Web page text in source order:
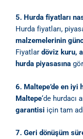
5. Hurda fiyatları
Hurda fiyatları,
malzemelerinin
Fiyatlardöviz kuru,
hurda piyasasına
6. Maltepe’de en iyi
Maltepe‘de hurdacı
garantisi için tam
7. Geri dönüşüm